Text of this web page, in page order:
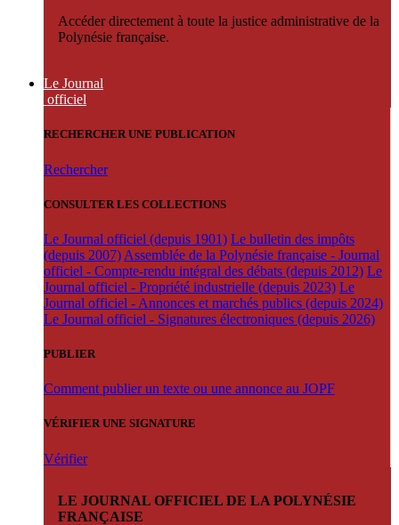
Accéder directement à toute la justice administrative de la
Polynésie française.
Le Journal
officiel
RECHERCHER UNE PUBLICATION
Rechercher
CONSULTER LES COLLECTIONS
Le Journal officiel (depuis 1901) Le bulletin des impôts
(depuis 2007) Assemblée de la Polynésie française - Journal
officiel - Compte-rendu intégral des débats (depuis 2012) Le
Journal officiel - Propriété industrielle (depuis 2023) Le
Journal officiel - Annonces et marchés publics (depuis 2024)
Le Journal officiel - Signatures électroniques (depuis 2026)
PUBLIER
Comment publier un texte ou une annonce au JOPF
VÉRIFIER UNE SIGNATURE
Vérifier
LE JOURNAL OFFICIEL DE LA POLYNÉSIE
FRANÇAISE